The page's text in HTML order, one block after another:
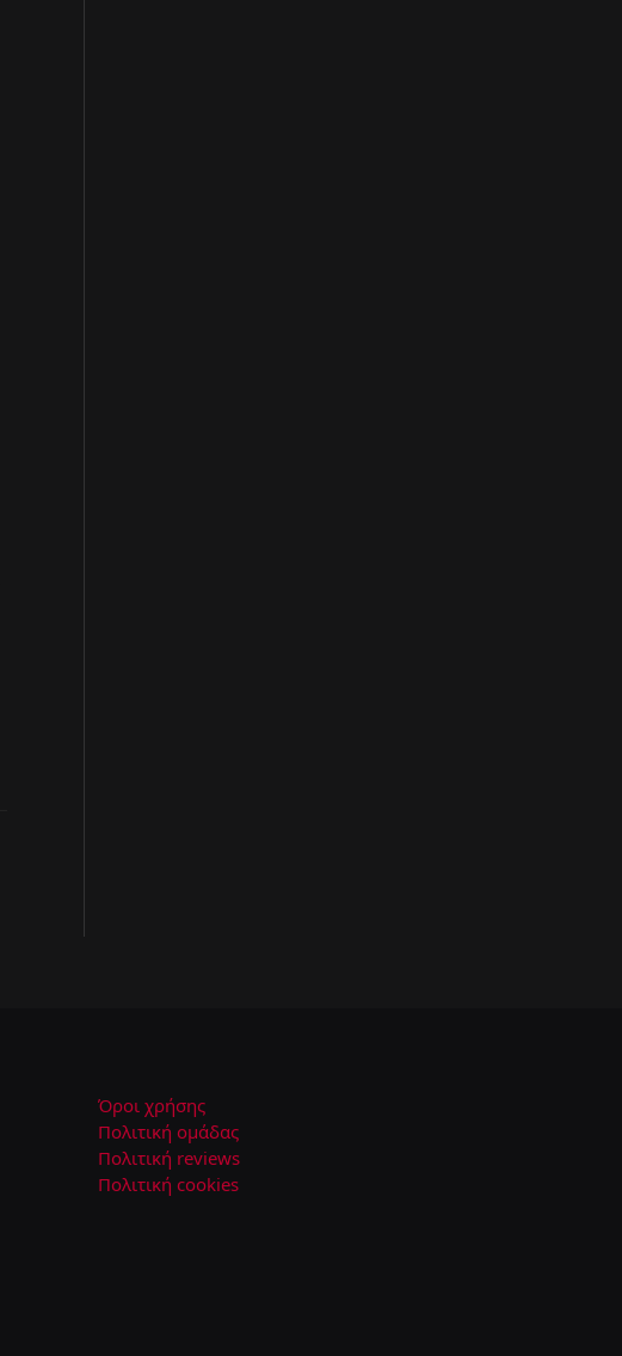
Όροι χρήσης
Πολιτική ομάδας
Πολιτική reviews
Πολιτική cookies